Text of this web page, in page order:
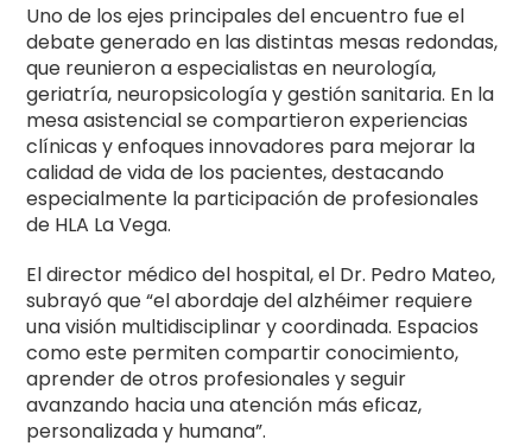
Uno de los ejes principales del encuentro fue el
debate generado en las distintas mesas redondas,
que reunieron a especialistas en neurología,
geriatría, neuropsicología y gestión sanitaria. En la
mesa asistencial se compartieron experiencias
clínicas y enfoques innovadores para mejorar la
calidad de vida de los pacientes, destacando
especialmente la participación de profesionales
de HLA La Vega.
El director médico del hospital, el Dr. Pedro Mateo,
subrayó que “el abordaje del alzhéimer requiere
una visión multidisciplinar y coordinada. Espacios
como este permiten compartir conocimiento,
aprender de otros profesionales y seguir
avanzando hacia una atención más eficaz,
personalizada y humana”.